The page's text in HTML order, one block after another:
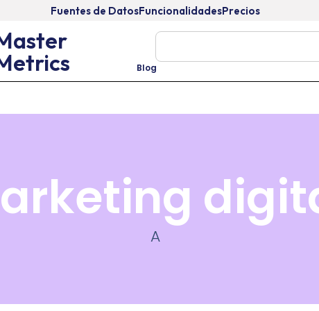
Fuentes de DatosFuncionalidadesPrecios
Blog
A